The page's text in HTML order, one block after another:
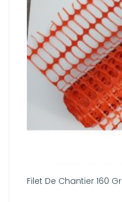
Filet De Chantier 160 Gr